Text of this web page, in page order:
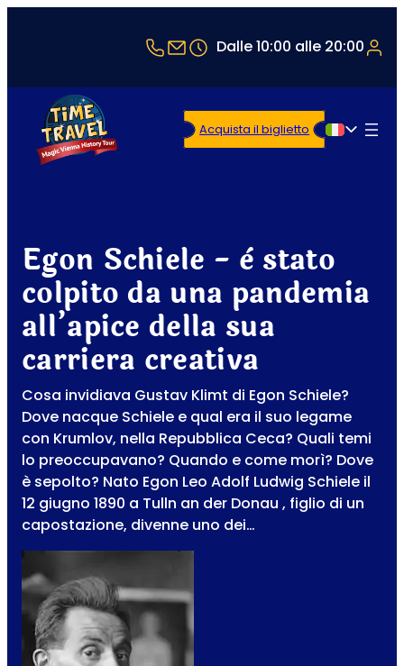
+43 1 5321514
office@timetravel-vienna.at
Dalle 10:00 alle 20:00
Italiano
Acquista il biglietto
Egon Schiele - è stato
colpito da una pandemia
all’apice della sua
carriera creativa
Cosa invidiava Gustav Klimt di Egon Schiele?
Dove nacque Schiele e qual era il suo legame
con Krumlov, nella Repubblica Ceca? Quali temi
lo preoccupavano? Quando e come morì? Dove
è sepolto? Nato Egon Leo Adolf Ludwig Schiele il
12 giugno 1890 a Tulln an der Donau , figlio di un
capostazione, divenne uno dei…